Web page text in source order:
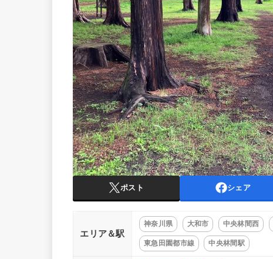
ポスト シェア
エリア＆駅
神奈川県 大和市 中央林間西
東急田園都市線 中央林間駅